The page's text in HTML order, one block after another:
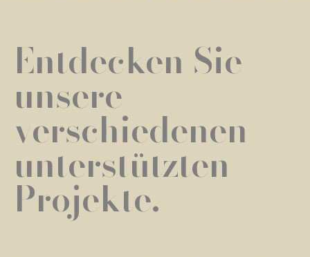
Entdecken Sie
unsere
verschiedenen
unterstützten
Projekte.